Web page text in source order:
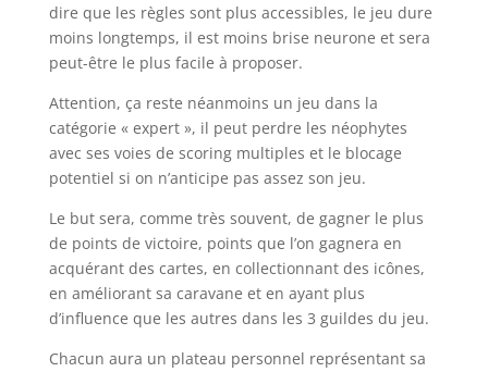
dire que les règles sont plus accessibles, le jeu dure
moins longtemps, il est moins brise neurone et sera
peut-être le plus facile à proposer.
Attention, ça reste néanmoins un jeu dans la
catégorie « expert », il peut perdre les néophytes
avec ses voies de scoring multiples et le blocage
potentiel si on n’anticipe pas assez son jeu.
Le but sera, comme très souvent, de gagner le plus
de points de victoire, points que l’on gagnera en
acquérant des cartes, en collectionnant des icônes,
en améliorant sa caravane et en ayant plus
d’influence que les autres dans les 3 guildes du jeu.
Chacun aura un plateau personnel représentant sa